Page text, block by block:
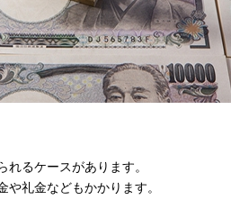
るケースがあります。
礼金などもかかります。